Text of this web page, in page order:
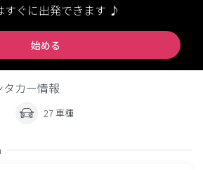
すぐに出発できます ♪
始める
カー情報
27 車種